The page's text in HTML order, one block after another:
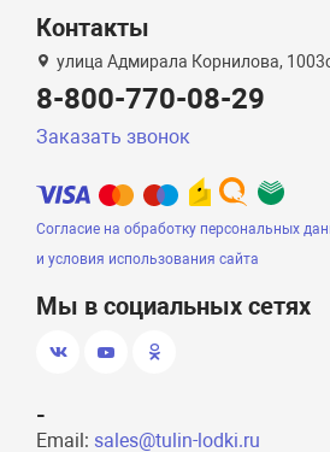
Контакты
улица Адмирала Корнилова,
8-800-770-08-29
Заказать звонок
Согласие на обработку персональных
и условия использования сайта
Мы в социальных сетях
-
Email: sales@tulin-lodki.ru